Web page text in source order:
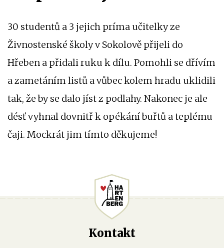
30 studentů a 3 jejich príma učitelky ze
Živnostenské školy v Sokolově přijeli do
Hřeben a přidali ruku k dílu. Pomohli se dřívím
a zametáním listů a vůbec kolem hradu uklidili
tak, že by se dalo jíst z podlahy. Nakonec je ale
désť vyhnal dovnitř k opékání buřtů a teplému
čaji. Mockrát jim tímto děkujeme!
Kontakt